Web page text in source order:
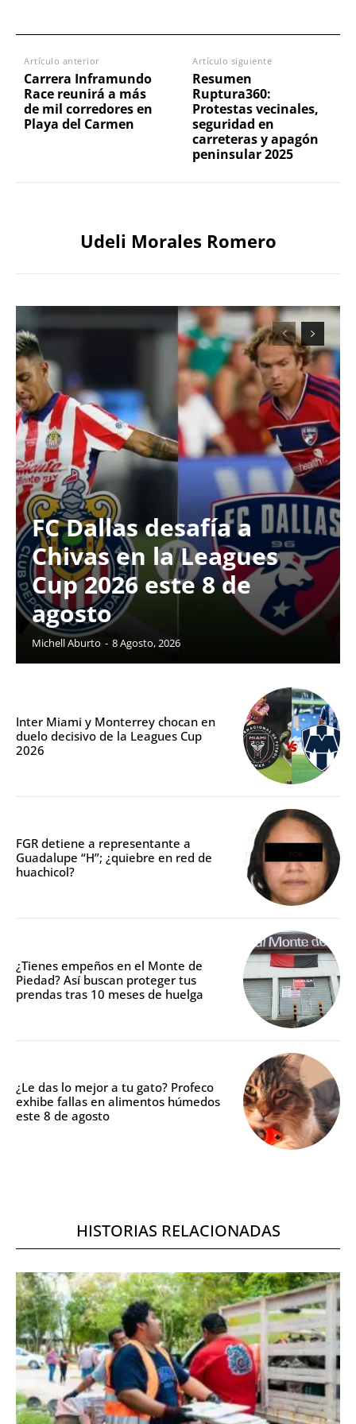
Artículo anterior
Carrera Inframundo
Race reunirá a más
de mil corredores en
Playa del Carmen
Artículo siguiente
Resumen
Ruptura360:
Protestas vecinales,
seguridad en
carreteras y apagón
peninsular 2025
Udeli Morales Romero
FC Dallas desafía a
Chivas en la Leagues
Cup 2026 este 8 de
agosto
Michell Aburto - 8 Agosto, 2026
Inter Miami y Monterrey chocan en
duelo decisivo de la Leagues Cup
2026
FGR detiene a representante a
Guadalupe “H”; ¿quiebre en red de
huachicol?
¿Tienes empeños en el Monte de
Piedad? Así buscan proteger tus
prendas tras 10 meses de huelga
¿Le das lo mejor a tu gato? Profeco
exhibe fallas en alimentos húmedos
este 8 de agosto
HISTORIAS RELACIONADAS